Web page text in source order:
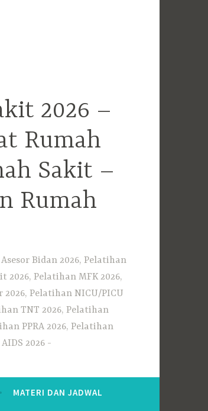
2026 –
Rumah
Sakit –
Rumah
Bidan 2026, Pelatihan
2026, Pelatihan MFK 2026,
2026, Pelatihan NICU/PICU
TNT 2026, Pelatihan
PPRA 2026, Pelatihan
2026
MATERI DAN JADWAL